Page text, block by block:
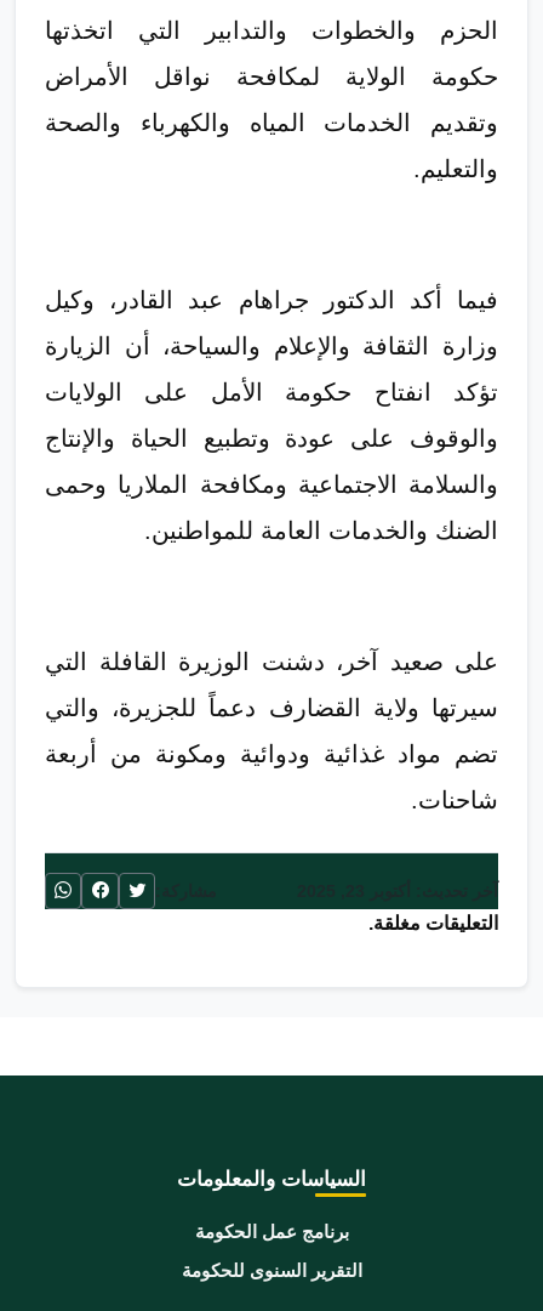
الحزم والخطوات والتدابير التي اتخذتها
حكومة الولاية لمكافحة نواقل الأمراض
وتقديم الخدمات المياه والكهرباء والصحة
والتعليم.
فيما أكد الدكتور جراهام عبد القادر، وكيل
وزارة الثقافة والإعلام والسياحة، أن الزيارة
تؤكد انفتاح حكومة الأمل على الولايات
والوقوف على عودة وتطبيع الحياة والإنتاج
والسلامة الاجتماعية ومكافحة الملاريا وحمى
الضنك والخدمات العامة للمواطنين.
على صعيد آخر، دشنت الوزيرة القافلة التي
سيرتها ولاية القضارف دعماً للجزيرة، والتي
تضم مواد غذائية ودوائية ومكونة من أربعة
شاحنات.
التعليقات مغلقة.
السياسات والمعلومات
برنامج عمل الحكومة
التقرير السنوى للحكومة